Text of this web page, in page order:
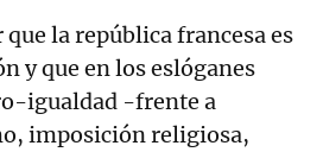
la república francesa es
y que en los eslóganes
igualdad -frente a
imposición religiosa,